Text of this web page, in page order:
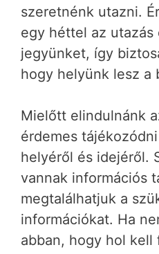
szeretnénk utazni.
egy héttel az
jegyünket, így
hogy helyünk lesz a
Mielőtt elindulnánk
érdemes
helyéről és idejéről.
vannak információs
megtalálhatjuk a
információkat. Ha
abban, hogy hol kell